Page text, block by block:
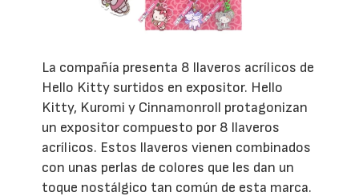
La compañía presenta 8 llaveros acrílicos de
Hello Kitty surtidos en expositor. Hello
Kitty, Kuromi y Cinnamonroll protagonizan
un expositor compuesto por 8 llaveros
acrílicos. Estos llaveros vienen combinados
con unas perlas de colores que les dan un
toque nostálgico tan común de esta marca.